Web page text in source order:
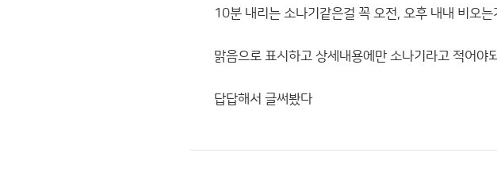
10분 내리는 소나기같은걸 꼭 오전, 오후 내내 비오
맑음으로 표시하고 상세내용에만 소나기라고 적어야
답답해서 글써봤다